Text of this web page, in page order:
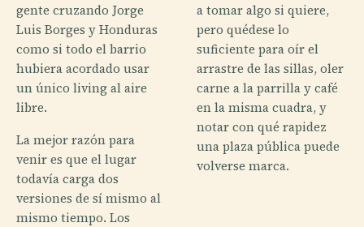
gente cruzando Jorge
Luis Borges y Honduras
como si todo el barrio
hubiera acordado usar
un único living al aire
libre.
La mejor razón para
venir es que el lugar
todavía carga dos
versiones de sí mismo al
mismo tiempo. Los
a tomar algo si quiere,
pero quédese lo
suficiente para oír el
arrastre de las sillas, oler
carne a la parrilla y café
en la misma cuadra, y
notar con qué rapidez
una plaza pública puede
volverse marca.